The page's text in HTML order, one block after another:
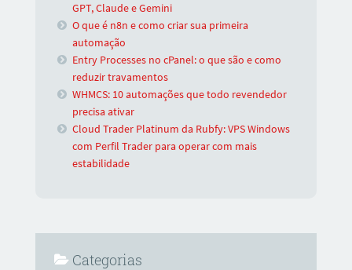
GPT, Claude e Gemini
O que é n8n e como criar sua primeira
automação
Entry Processes no cPanel: o que são e como
reduzir travamentos
WHMCS: 10 automações que todo revendedor
precisa ativar
Cloud Trader Platinum da Rubfy: VPS Windows
com Perfil Trader para operar com mais
estabilidade
Categorias